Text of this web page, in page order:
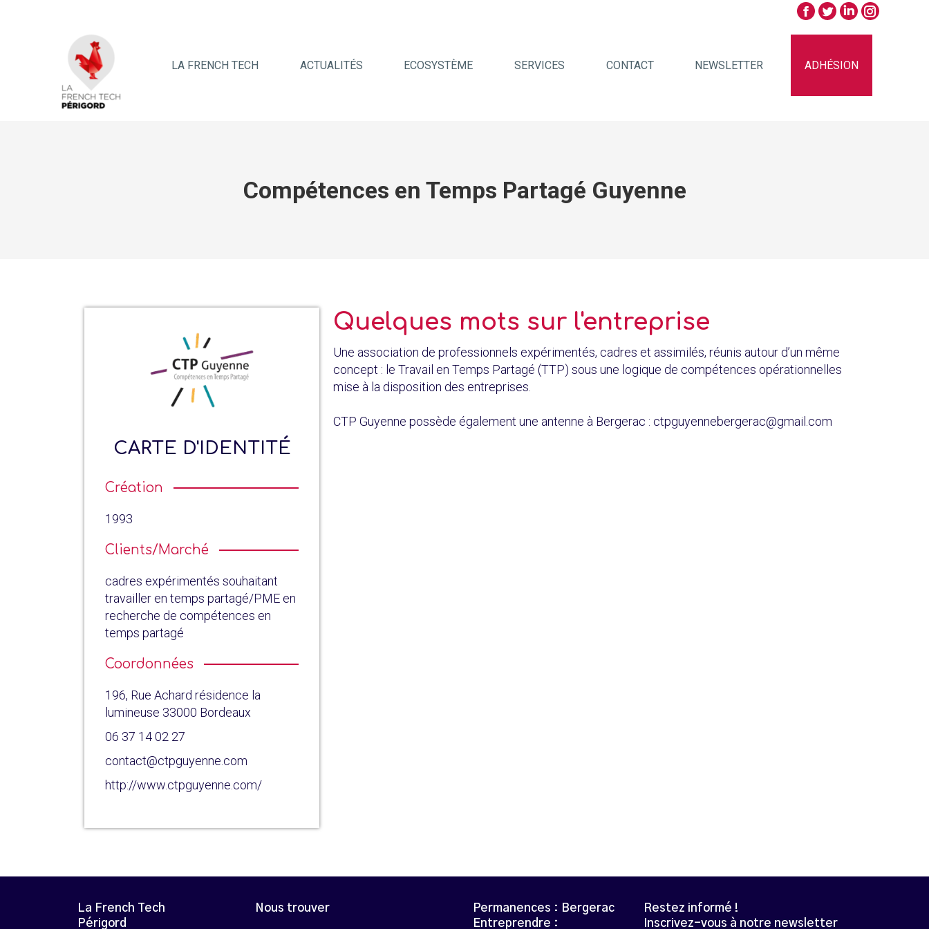
LA FRENCH TECH ACTUALITÉS ECOSYSTÈME SERVICES CONTACT NEWSLETTER ADHÉSION
Compétences en Temps Partagé Guyenne
CARTE D'IDENTITÉ
Création
1993
Clients/Marché
cadres expérimentés souhaitant
travailler en temps partagé/PME en
recherche de compétences en
temps partagé
Coordonnées
196, Rue Achard résidence la
lumineuse 33000 Bordeaux
06 37 14 02 27
contact@ctpguyenne.com
http://www.ctpguyenne.com/
Quelques mots sur l'entreprise
Une association de professionnels expérimentés, cadres et assimilés, réunis autour d’un même
concept : le Travail en Temps Partagé (TTP) sous une logique de compétences opérationnelles
mise à la disposition des entreprises.
CTP Guyenne possède également une antenne à Bergerac : ctpguyennebergerac@gmail.com
La French Tech
Périgord
Nous trouver
Permanences : Bergerac
Entreprendre :
Restez informé !
Inscrivez-vous à notre newsletter